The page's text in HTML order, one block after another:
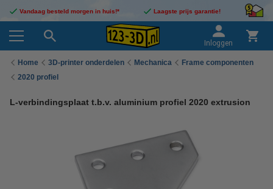
Vandaag besteld morgen in huis!* Laagste prijs garantie!
Inloggen
Home 3D-printer onderdelen Mechanica
Frame componenten
2020 profiel
L-verbindingsplaat t.b.v. aluminium profiel 2020 extrusion